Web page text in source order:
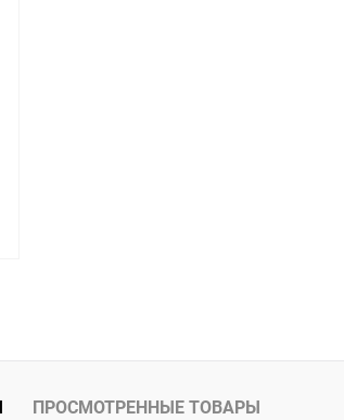
ПРОСМОТРЕННЫЕ ТОВАРЫ